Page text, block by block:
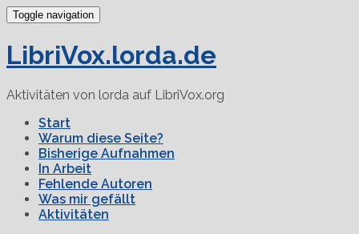
Toggle navigation
LibriVox.lorda.de
Aktivitäten von lorda auf LibriVox.org
Start
Warum diese Seite?
Bisherige Aufnahmen
In Arbeit
Fehlende Autoren
Was mir gefällt
Aktivitäten